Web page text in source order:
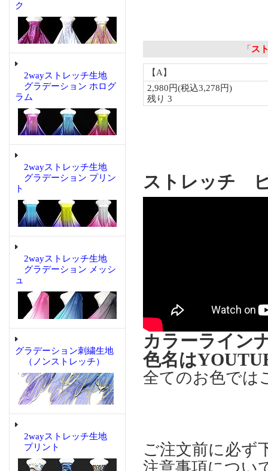
ク
2wayストレッチ生地
グラデーション ホログ
ラム
2wayストレッチ生地
グラデーション プリン
ト
2wayストレッチ生地
グラデーション メッシ
ュ
グラデーション刺繍生地
（ノンストレッチ）
2wayストレッチ生地
プリント
ストレッチ
カラーライ
色名は
全てのお色では
ご注文前に必ず
注意事項につい